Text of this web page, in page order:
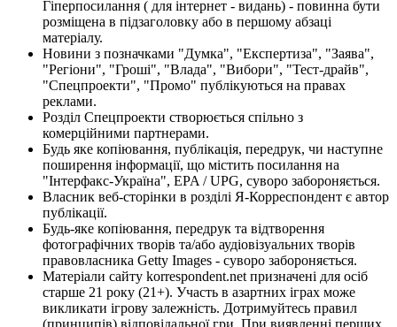
Гіперпосилання ( для інтернет - видань) - повинна бути
розміщена в підзаголовку або в першому абзаці
матеріалу.
Новини з позначками "Думка", "Експертиза", "Заява",
"Регіони", "Гроші", "Влада", "Вибори", "Тест-драйв",
"Спецпроекти", "Промо" публікуються на правах
реклами.
Розділ Спецпроекти створюється спільно з
комерційними партнерами.
Будь яке копіювання, публікація, передрук, чи наступне
поширення інформації, що містить посилання на
"Інтерфакс-Україна", EPA / UPG, суворо забороняється.
Власник веб-сторінки в розділі Я-Корреспондент є автор
публікації.
Будь-яке копіювання, передрук та відтворення
фотографічних творів та/або аудіовізуальних творів
правовласника Getty Images - суворо забороняється.
Матеріали сайту korrespondent.net призначені для осіб
старше 21 року (21+). Участь в азартних іграх може
викликати ігрову залежність. Дотримуйтесь правил
(принципів) відповідальної гри. При виявленні перших